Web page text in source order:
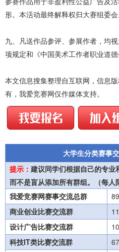
形。本活动最终解释权归大赛组委会
九、凡送作品参评、参展作者，均
项规定和《中国美术工作者职业道德
本文信息搜集整理自互联网，信息
有，我爱竞赛网仅作媒体支持。
大学生分类赛事
提示： 建议同学们根据自己的专业
而不是盲从添加所有群组。（每人
我爱竞赛网赛事交流总群
商业创业比赛交流群
设计广告比赛交流群
科技IT类比赛交流群